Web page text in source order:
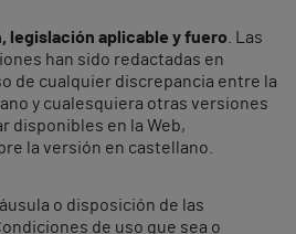
legislación aplicable y fuero . Las
han sido redactadas en
de cualquier discrepancia entre la
y cualesquiera otras versiones
disponibles en la Web,
la versión en castellano.
o disposición de las
de uso que sea o